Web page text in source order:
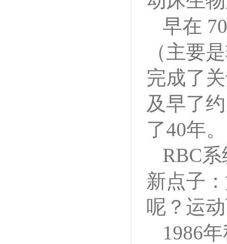
早在
（主要
完成了
及早了
了40年。
RBC
新点子
呢？运
1986